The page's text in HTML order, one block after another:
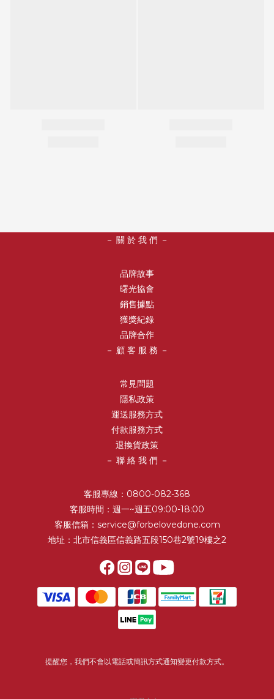
－ 關 於 我 們 －
品牌故事
曙光協會
銷售據點
獲獎紀錄
品牌合作
－ 顧 客 服 務 －
常見問題
隱私政策
運送服務方式
付款服務方式
退換貨政策
－ 聯 絡 我 們 －
客服專線：0800-082-368
客服時間：週一~週五09:00-18:00
客服信箱：service@forbelovedone.com
地址：北市信義區信義路五段150巷2號19樓之2
提醒您，我們不會以電話或簡訊方式通知變更付款方式。